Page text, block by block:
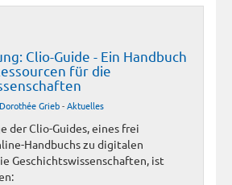
Clio-Guide - Ein Handbuch
für die
Dorothée Grieb-Aktuelles
der Clio-Guides, eines frei
Handbuchs zu digitalen
Geschichtswissenschaften, ist